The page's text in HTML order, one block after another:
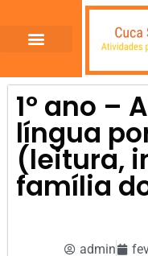
1º ano –
língua
(leitura,
família
admin